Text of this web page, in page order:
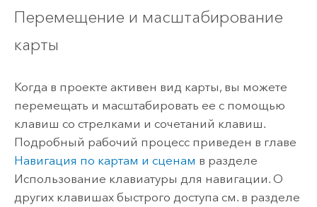
Перемещение и масштабирование
карты
Когда в проекте активен вид карты, вы можете
перемещать и масштабировать ее с помощью
клавиш со стрелками и сочетаний клавиш.
Подробный рабочий процесс приведен в главе
Навигация по картам и сценам в разделе
Использование клавиатуры для навигации. О
других клавишах быстрого доступа см. в разделе